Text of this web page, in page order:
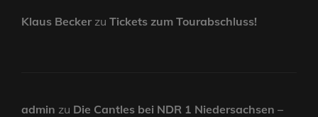
Klaus Beckerzu Tickets zum Tourabschluss!
admin zu Die Cantles bei NDR 1 Niedersachsen –